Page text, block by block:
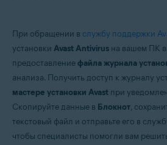
Продукты:
Avast Free Antivirus 21.x для Windows
Операционные системы:
Microsoft Windows 11 Home / Pro /
Microsoft Windows 10 Home / Pro /
разрядная версия
При обращении в службу поддержки
установки Avast Antivirus на вашем ПК
предоставлениефайла журнала
анализа. Получить доступ к журналу
мастере установки Avast при
Скопируйте данные в Блокнот,
текстовый файл и отправьте его в
чтобы специалисты помогли вам